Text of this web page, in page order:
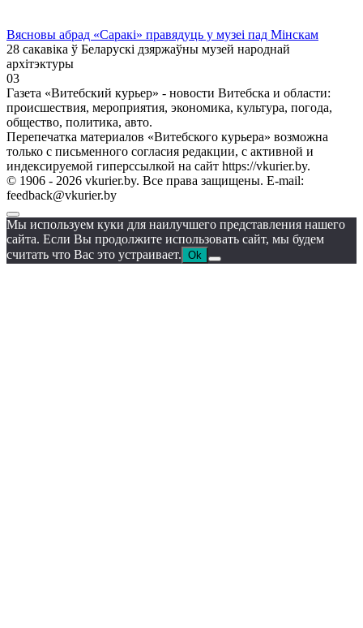
Вясновы абрад «Саракі» правядуць у музеі пад Мінскам
28 сакавіка ў Беларускі дзяржаўны музей народнай
архітэктуры
03
Газета «Витебский курьер» - новости Витебска и области:
происшествия, мероприятия, экономика, культура, погода,
общество, политика, авто.
Перепечатка материалов «Витебского курьера» возможна
только с письменного согласия редакции, с активной и
индексируемой гиперссылкой на сайт https://vkurier.by.
© 1906 - 2026 vkurier.by. Все права защищены. E-mail:
feedback@vkurier.by
Мы используем куки для наилучшего представления нашего
сайта. Если Вы продолжите использовать сайт, мы будем
считать что Вас это устраивает. Ok